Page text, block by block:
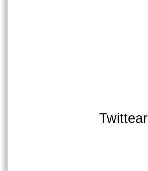
Twittear